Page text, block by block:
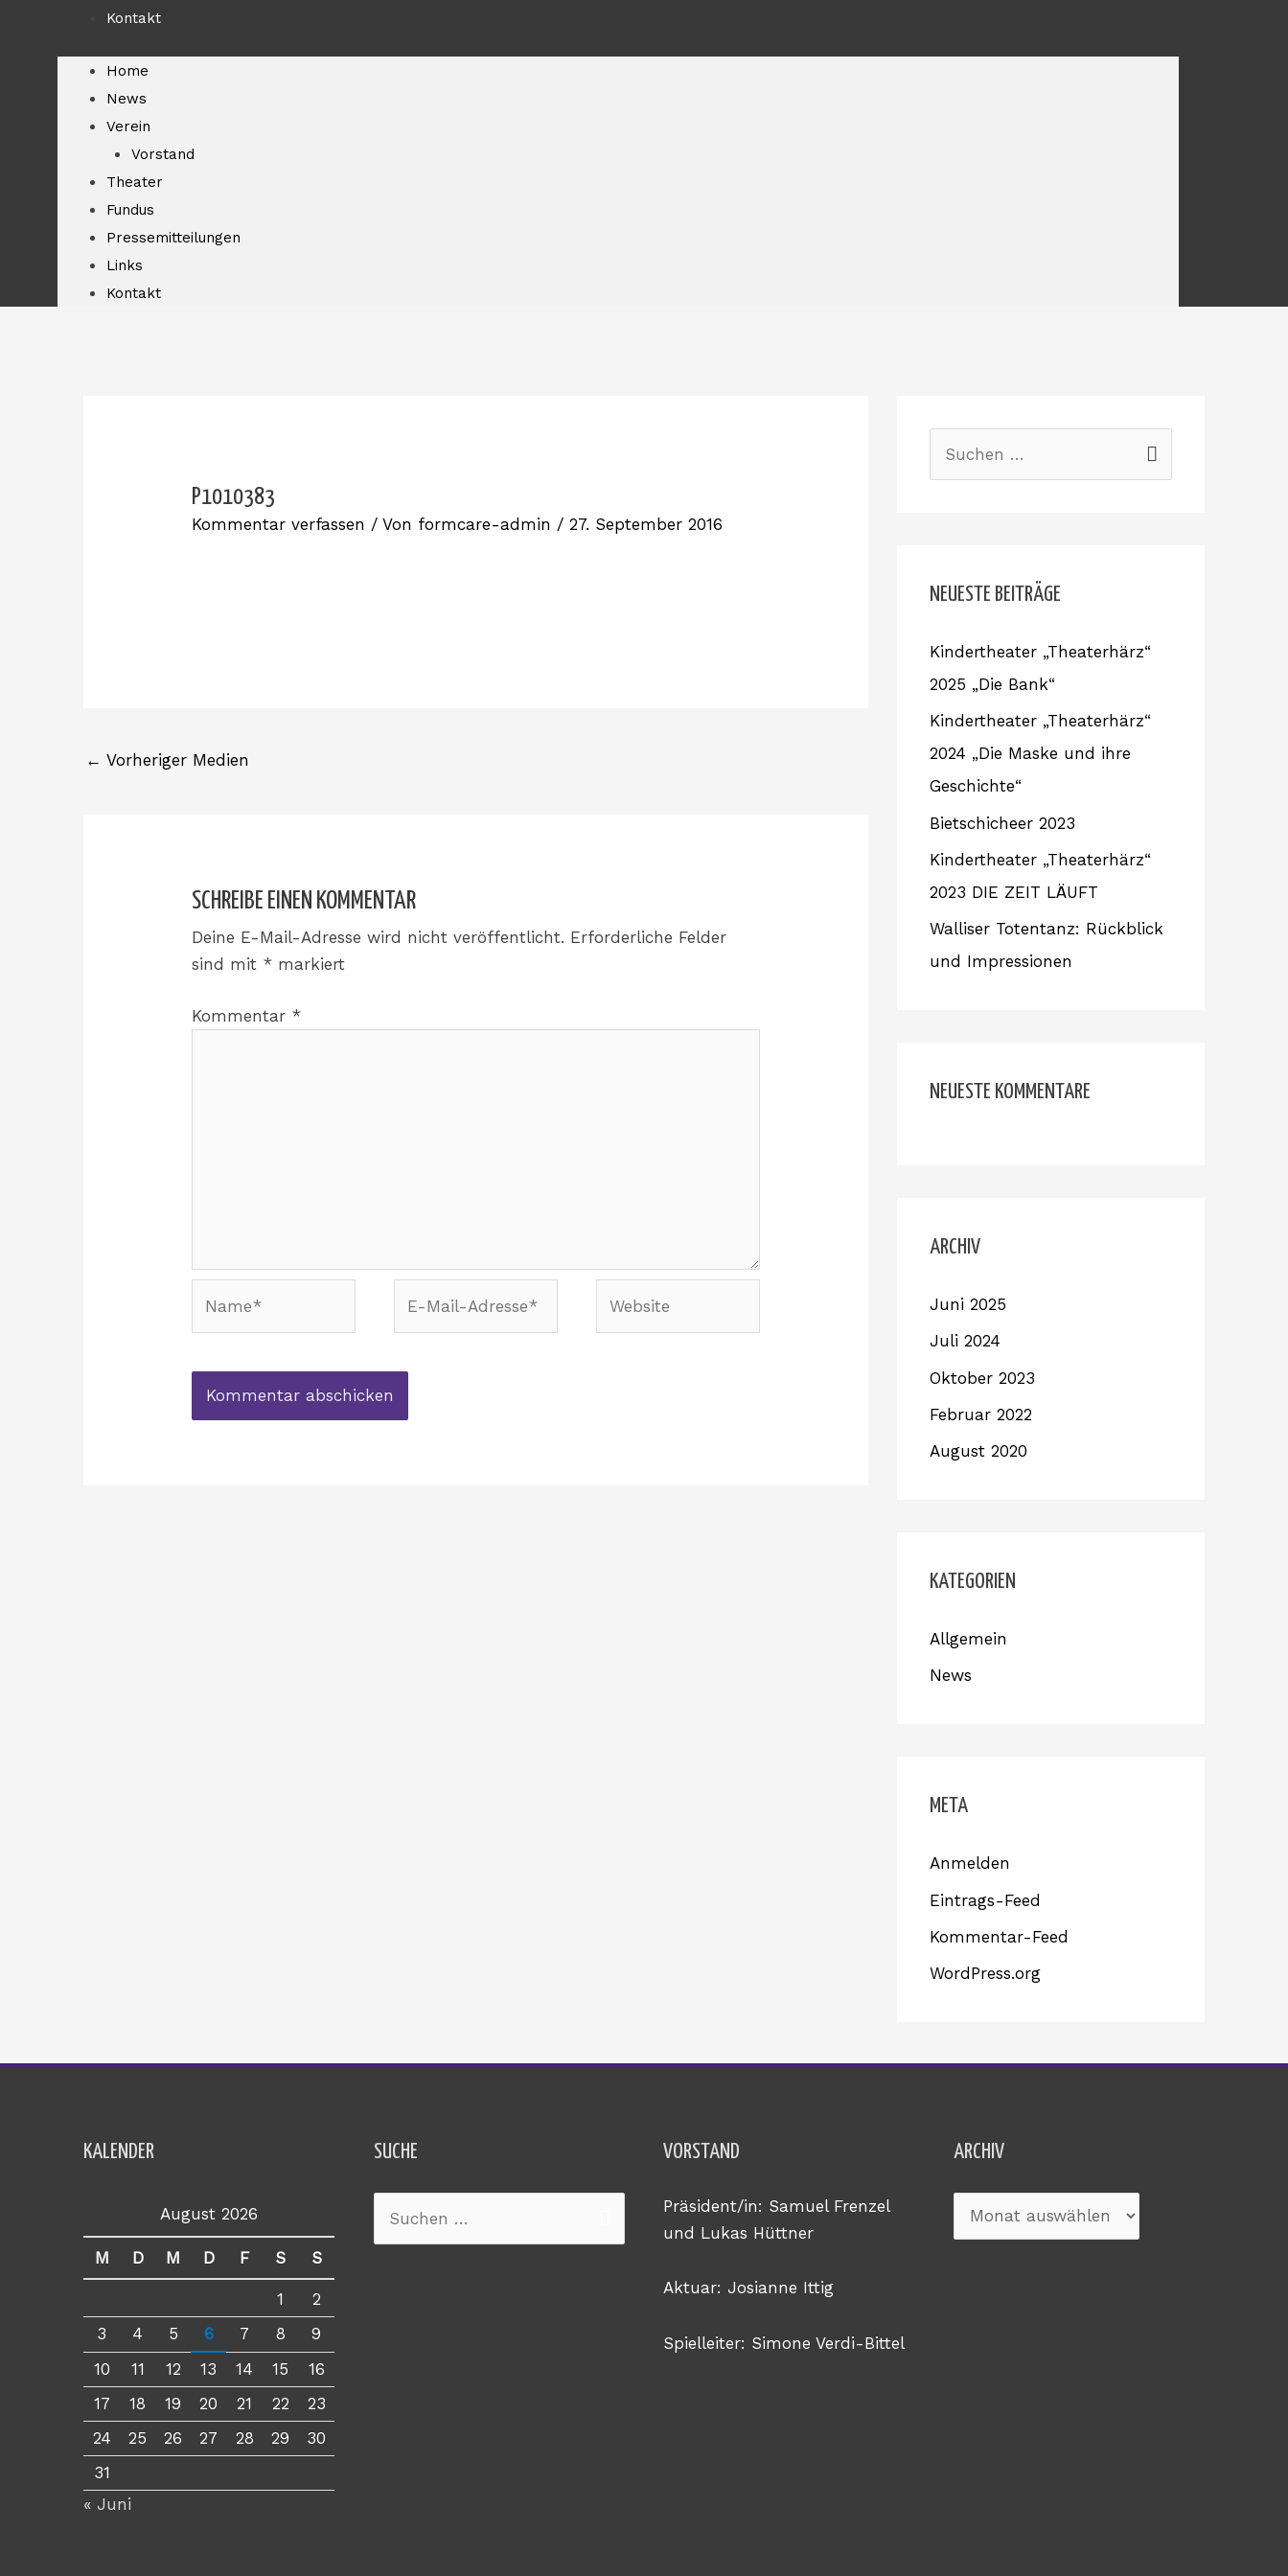
Kontakt
Home
News
Verein
Vorstand
Theater
Fundus
Pressemitteilungen
Links
Kontakt
P1010383
Kommentar verfassen / Von formcare-admin /27. September 2016
← Vorheriger Medien
SCHREIBE EINEN KOMMENTAR
Deine E-Mail-Adresse wird nicht veröffentlicht. Erforderliche Felder
sind mit * markiert
Kommentar *
e
n
a
c
h
:
NEUESTE BEITRÄGE
Kindertheater „Theaterhärz“
2025 „Die Bank“
Kindertheater „Theaterhärz“
2024 „Die Maske und ihre
Geschichte“
Bietschicheer 2023
Kindertheater „Theaterhärz“
2023 DIE ZEIT LÄUFT
Walliser Totentanz: Rückblick
und Impressionen
NEUESTE KOMMENTARE
ARCHIV
Juni 2025
Juli 2024
Oktober 2023
Februar 2022
August 2020
KATEGORIEN
Allgemein
News
META
Anmelden
Eintrags-Feed
Kommentar-Feed
WordPress.org
KALENDER
August 2026
M D M D F S S
1
2
3
4 5 6 7 8
9
10
11 12 13 14 15
16
17
18 19 20 21 22
23
24
25 26 27 28 29
30
31
« Juni
SUCHE
Suchen
nach:
VORSTAND
Präsident/in: Samuel Frenzel
und Lukas Hüttner
Aktuar: Josianne Ittig
Spielleiter: Simone Verdi-Bittel
ARCHIV
Archiv